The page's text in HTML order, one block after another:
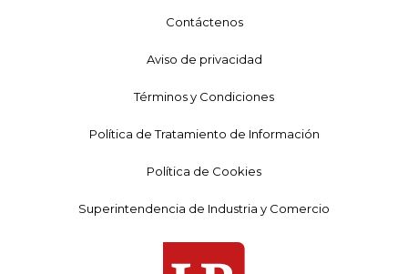
Contáctenos
Aviso de privacidad
Términos y Condiciones
Política de Tratamiento de Información
Política de Cookies
Superintendencia de Industria y Comercio